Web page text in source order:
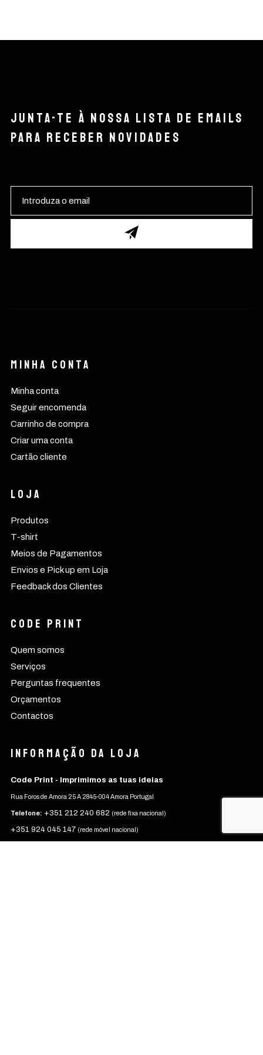
Junta-te à nossa lista de emails
para receber novidades
Minha conta
Minha conta
Seguir encomenda
Carrinho de compra
Criar uma conta
Cartão cliente
Loja
Produtos
T-shirt
Meios de Pagamentos
Envios e Pick up em Loja
Feedback dos Clientes
CODE PRINT
Quem somos
Serviços
Perguntas frequentes
Orçamentos
Contactos
Informação da Loja
Code Print - Imprimimos as tuas ideias
Rua Foros de Amora 25 A 2845-004 Amora Portugal
Telefone: +351 212 240 682 (rede fixa nacional)
+351 924 045 147 (rede móvel nacional)